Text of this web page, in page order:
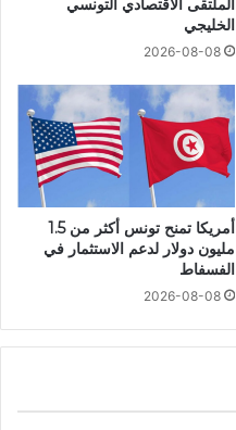
الملتقى الاقتصادي التونسي
الخليجي
2026-08-08
أمريكا تمنح تونس أكثر من 1.5
مليون دولار لدعم الاستثمار في
الفسفاط
2026-08-08